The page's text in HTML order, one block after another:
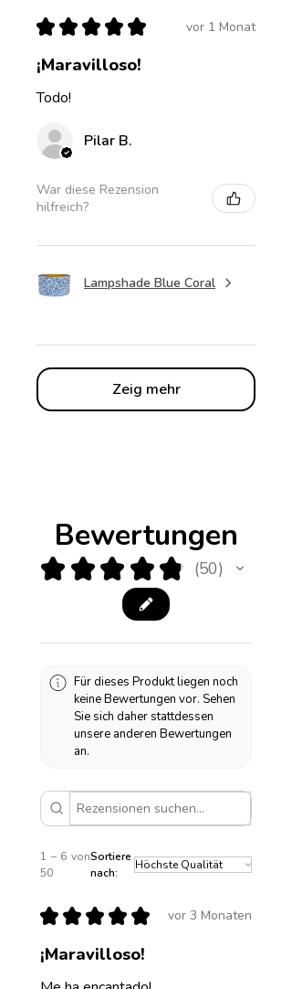
★ ★ ★ ★ ★ vor 1 Monat
¡Maravilloso!
Todo!
Pilar B.
War diese Rezension
hilfreich?
Lampshade Blue Coral
Zeig mehr
Bewertungen
★ ★ ★ ★ ★ 50
50
Für dieses Produkt liegen noch
keine Bewertungen vor. Sehen
Sie sich daher stattdessen
unsere anderen Bewertungen
an.
1 – 6 von
50
Sortiere
nach:
★ ★ ★ ★ ★ vor 3 Monaten
¡Maravilloso!